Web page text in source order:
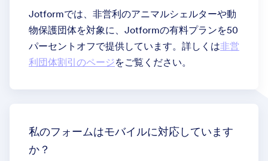
Jotformでは、非営利のアニマルシェルターや動
物保護団体を対象に、Jotformの有料プランを50
パーセントオフで提供しています。詳しくは非営
利団体割引のページをご覧ください。
私のフォームはモバイルに対応しています
か？